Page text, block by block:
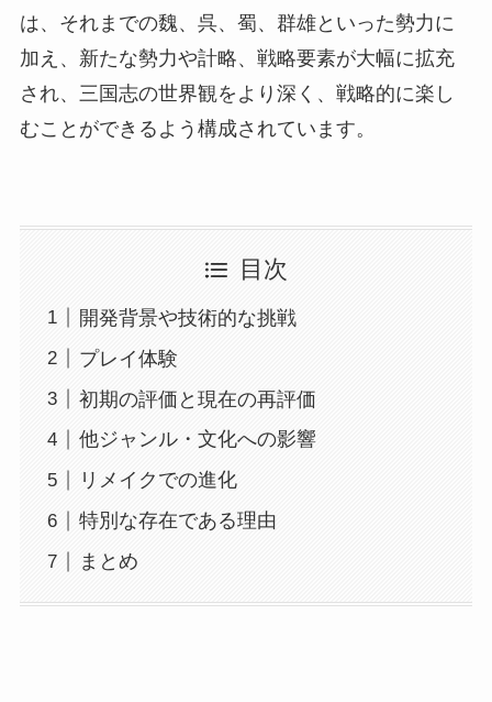
は、それまでの魏、呉、蜀、群雄といった勢力に
加え、新たな勢力や計略、戦略要素が大幅に拡充
され、三国志の世界観をより深く、戦略的に楽し
むことができるよう構成されています。
目次
開発背景や技術的な挑戦
プレイ体験
初期の評価と現在の再評価
他ジャンル・文化への影響
リメイクでの進化
特別な存在である理由
まとめ